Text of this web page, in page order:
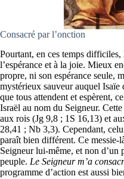
Consacré par l’onction
Pourtant, en ces temps
l’espérance et à la joie. Mieux
propre, ni son espérance seule,
mystérieux sauveur auquel Isaïe
que tous attendent et espèrent,
Israël au nom du Seigneur.
aux rois (Jg 9,8 ; 1S 16,13) et
28,41 ; Nb 3,3). Cependant,
paraît bien différent. Ce messie-
Seigneur lui-même, et non d’un
peuple. Le Seigneur m’a
programme d’action est aussi